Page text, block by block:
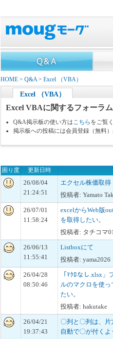
HOME > Q&A> Excel （VBA）
Excel （VBA）
Excel VBAに関するフォーラム
Q&A掲示板の使い方は こちら をご覧
掲示板への投稿には会員登録（無料
困り度 更新日時
26/08/04
21:24:51
エクセル株価取得
投稿者: Yamato
26/07/01
11:58:24
excelからWeb版
を取得したい。
投稿者: タチコマ01
26/06/13
11:55:41
Listboxにて
投稿者: yama2026
26/04/28
08:50:46
「ﾏｸﾛなし.xlsx」
ルのマクロを使
たい。
投稿者: hakutake
26/04/21
19:37:43
〇列と〇列は、
自動で〇が付くよ